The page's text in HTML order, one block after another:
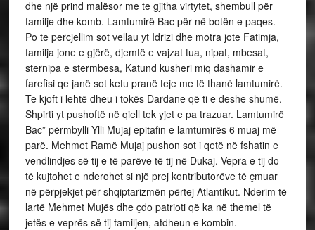
dhe një prind malësor me te gjitha virtytet, shembull për
familje dhe komb. Lamtumirë Bac për në botën e paqes.
Po te percjellim sot vellau yt Idrizi dhe motra jote Fatimja,
familja jone e gjërë, djemtë e vajzat tua, nipat, mbesat,
sternipa e stermbesa, Katund kusheri miq dashamir e
farefisi qe janë sot ketu pranë teje me të thanë lamtumirë.
Te kjoft i lehtë dheu i tokës Dardane që ti e deshe shumë.
Shpirti yt pushoftë në qiell tek yjet e pa trazuar. Lamtumirë
Bac” përmbylli Ylli Mujaj epitafin e lamtumirës 6 muaj më
parë. Mehmet Ramë Mujaj pushon sot i qetë në fshatin e
vendlindjes së tij e të parëve të tij në Dukaj. Vepra e tij do
të kujtohet e nderohet si një prej kontributorëve të çmuar
në përpjekjet për shqiptarizmën përtej Atlantikut. Nderim të
lartë Mehmet Mujës dhe çdo patrioti që ka në themel të
jetës e veprës së tij familjen, atdheun e kombin.